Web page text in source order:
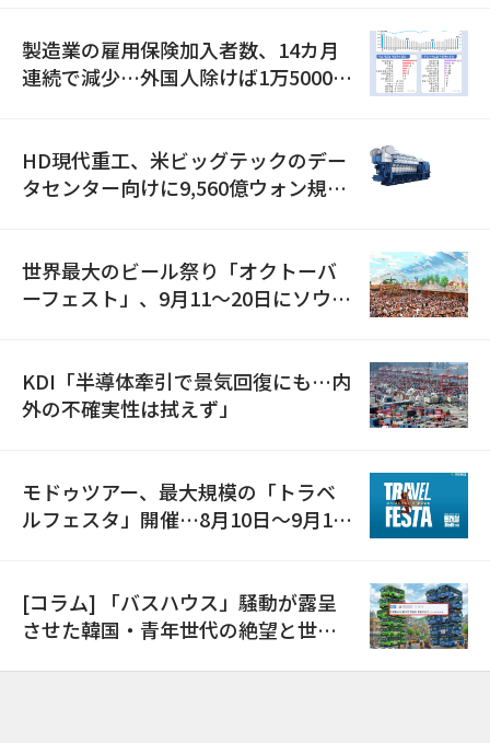
製造業の雇用保険加入者数、14カ月
連続で減少…外国人除けば1万5000人
HD現代重工、米ビッグテックのデー
タセンター向けに9,560億ウォン規模
世界最大のビール祭り「オクトーバ
ーフェスト」、9月11〜20日にソウル
KDI「半導体牽引で景気回復にも…内
外の不確実性は拭えず」
モドゥツアー、最大規模の「トラベ
ルフェスタ」開催…8月10日～9月11
[コラム] 「バスハウス」騒動が露呈
させた韓国・青年世代の絶望と世代